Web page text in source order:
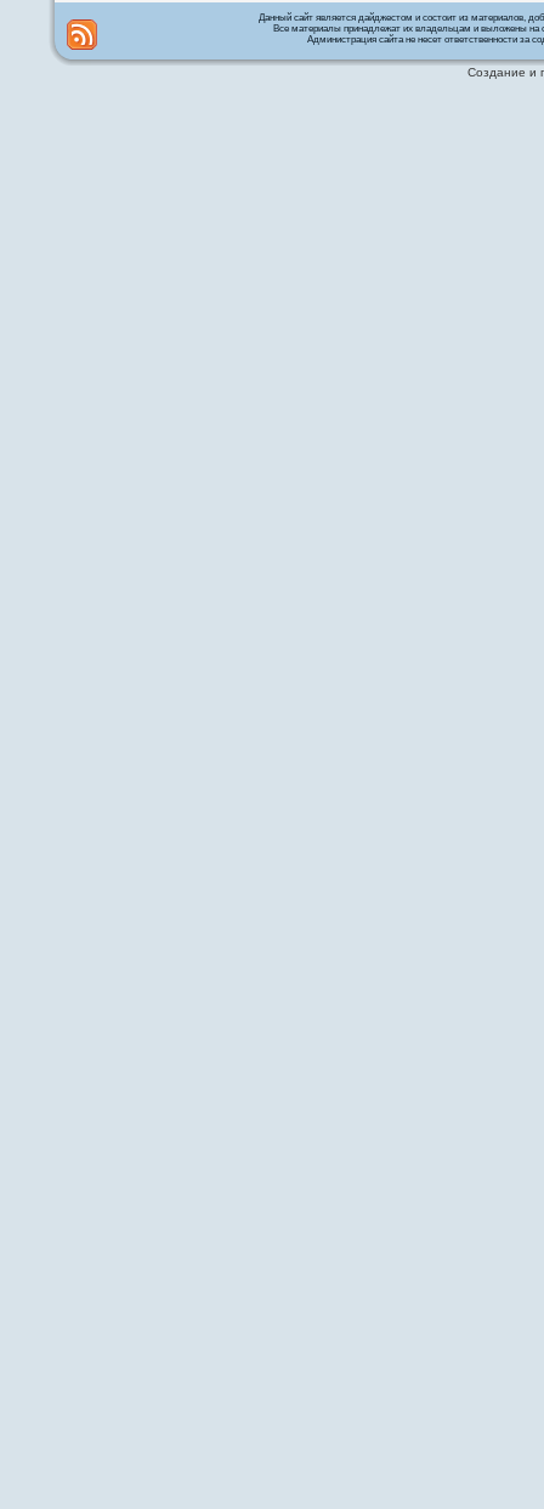
Данный сайт является дайджестом и состоит из материалов,
Все материалы принадлежат их владельцам и выложены на
Администрация сайта не несет ответственности за
Создание и